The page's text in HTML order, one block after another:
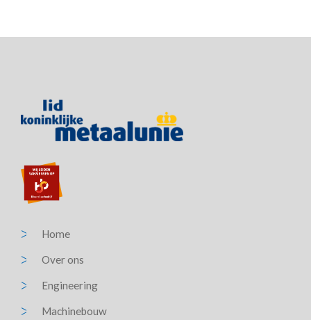
Home
Over ons
Engineering
Machinebouw